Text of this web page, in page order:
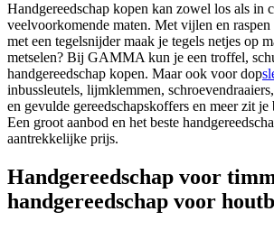
Handgereedschap kopen kan zowel los als in
veelvoorkomende maten. Met vijlen en
met een tegelsnijder maak je tegels netjes op
metselen? Bij GAMMA kun je een troffel,
handgereedschap kopen. Maar ook voor dop
inbussleutels, lijmklemmen,
en gevulde gereedschapskoffers en meer zit
Een groot aanbod en het beste
aantrekkelijke prijs.
Handgereedschap voor
handgereedschap voor